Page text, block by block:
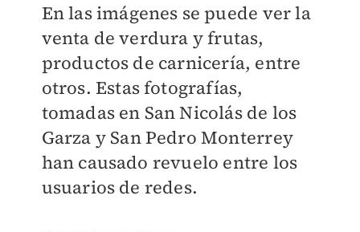
En las imágenes se puede ver la
venta de verdura y frutas,
productos de carnicería, entre
otros. Estas fotografías,
tomadas en San Nicolás de los
Garza y San Pedro Monterrey
han causado revuelo entre los
usuarios de redes.